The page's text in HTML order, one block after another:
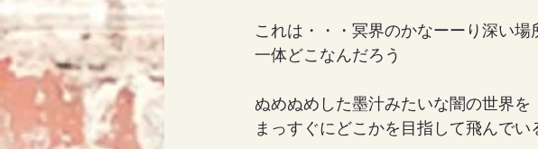
これは・・・冥界のかなーーり深い場
一体どこなんだろう
ぬめぬめした墨汁みたいな闇の世界を
まっすぐにどこかを目指して飛んで